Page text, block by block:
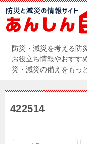
防災・減災を考える防
お役立ち情報やおすす
災・減災の備えをもっ
422514